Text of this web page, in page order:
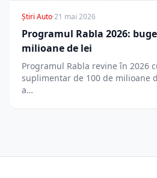
Știri Auto·21 mai 2026
Programul Rabla 2026:
milioane de lei
Programul Rabla revine în 2026
suplimentar de 100 de milioane
a…